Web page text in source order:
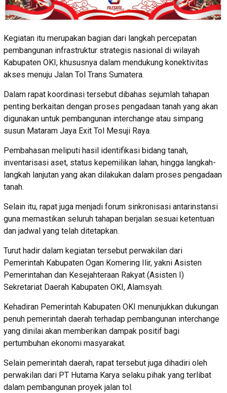
Kegiatan itu merupakan bagian dari langkah percepatan
pembangunan infrastruktur strategis nasional di wilayah
Kabupaten OKI, khususnya dalam mendukung konektivitas
akses menuju Jalan Tol Trans Sumatera.
Dalam rapat koordinasi tersebut dibahas sejumlah tahapan
penting berkaitan dengan proses pengadaan tanah yang akan
digunakan untuk pembangunan interchange atau simpang
susun Mataram Jaya Exit Tol Mesuji Raya.
Pembahasan meliputi hasil identifikasi bidang tanah,
inventarisasi aset, status kepemilikan lahan, hingga langkah-
langkah lanjutan yang akan dilakukan dalam proses pengadaan
tanah.
Selain itu, rapat juga menjadi forum sinkronisasi antarinstansi
guna memastikan seluruh tahapan berjalan sesuai ketentuan
dan jadwal yang telah ditetapkan.
Turut hadir dalam kegiatan tersebut perwakilan dari
Pemerintah Kabupaten Ogan Komering Ilir, yakni Asisten
Pemerintahan dan Kesejahteraan Rakyat (Asisten I)
Sekretariat Daerah Kabupaten OKI, Alamsyah.
Kehadiran Pemerintah Kabupaten OKI menunjukkan dukungan
penuh pemerintah daerah terhadap pembangunan interchange
yang dinilai akan memberikan dampak positif bagi
pertumbuhan ekonomi masyarakat.
Selain pemerintah daerah, rapat tersebut juga dihadiri oleh
perwakilan dari PT Hutama Karya selaku pihak yang terlibat
dalam pembangunan proyek jalan tol.